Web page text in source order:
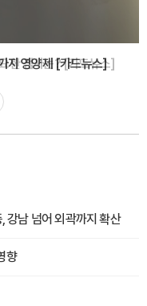
지 영양제 [카드뉴스]
남 넘어 외곽까지 확산
향